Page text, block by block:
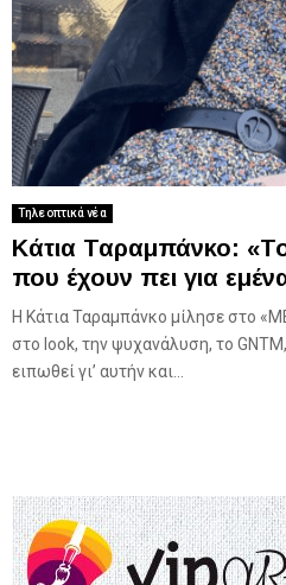
Τηλεοπτικά νέα
Κάτια Ταραμπάνκο:
που έχουν πει για
Η Κάτια Ταραμπάνκο μίλησε στο
στο look, την ψυχανάλυση, το
ειπωθεί γι’ αυτήν και...